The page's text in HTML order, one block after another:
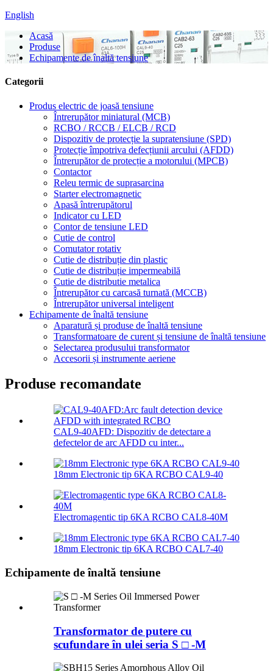
English
Acasă
Produse
Echipamente de înaltă tensiune
Categorii
Produs electric de joasă tensiune
Întrerupător miniatural (MCB)
RCBO / RCCB / ELCB / RCD
Dispozitiv de protecție la supratensiune (SPD)
Protecție împotriva defecțiunii arcului (AFDD)
Întrerupător de protecție a motorului (MPCB)
Contactor
Releu termic de suprasarcina
Starter electromagnetic
Apasă întrerupătorul
Indicator cu LED
Contor de tensiune LED
Cutie de control
Comutator rotativ
Cutie de distribuție din plastic
Cutie de distribuție impermeabilă
Cutie de distributie metalica
Întrerupător cu carcasă turnată (MCCB)
Întrerupător universal inteligent
Echipamente de înaltă tensiune
Aparatură și produse de înaltă tensiune
Transformatoare de curent și tensiune de înaltă tensiune
Selectarea produsului transformator
Accesorii și instrumente aeriene
Produse recomandate
CAL9-40AFD: Dispozitiv de detectare a
defectelor de arc AFDD cu inter...
18mm Electronic tip 6KA RCBO CAL9-40
Electromagentic tip 6KA RCBO CAL8-40M
18mm Electronic tip 6KA RCBO CAL7-40
Echipamente de înaltă tensiune
Transformator de putere cu
scufundare în ulei seria S □ -M